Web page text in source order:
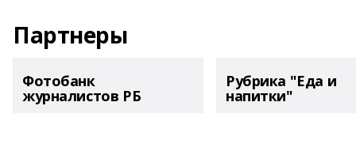
Партнеры
Фотобанк
журналистов РБ
Рубрика "Еда и
напитки"